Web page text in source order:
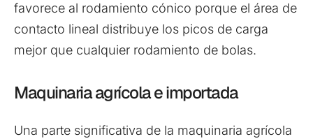
favorece al rodamiento cónico porque el área de
contacto lineal distribuye los picos de carga
mejor que cualquier rodamiento de bolas.
Maquinaria agrícola e importada
Una parte significativa de la maquinaria agrícola